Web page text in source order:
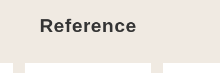
Reference